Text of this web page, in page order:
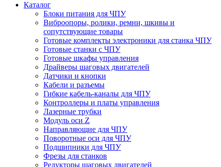
Каталог
Блоки питания для ЧПУ
Виброопоры, ролики, ремни, шкивы и
сопутствующие товары
Готовые комплекты электроники для станка ЧПУ
Готовые станки с ЧПУ
Готовые шкафы управления
Драйверы шаговых двигателей
Датчики и кнопки
Кабели и разъемы
Гибкие кабель-каналы для ЧПУ
Контроллеры и платы управления
Лазерные трубки
Модуль оси Z
Направляющие для ЧПУ
Поворотные оси для ЧПУ
Подшипники для ЧПУ
Фрезы для станков
Редукторы шаговых двигателей